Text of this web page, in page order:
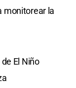
monitorear la
El Niño